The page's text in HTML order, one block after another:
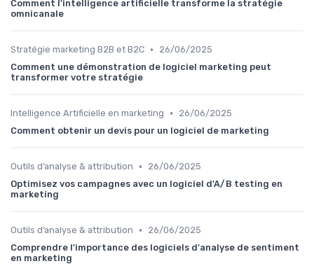
Comment l'intelligence artificielle transforme la stratégie
omnicanale
Stratégie marketing B2B et B2C •
26/06/2025
Comment une démonstration de logiciel marketing peut
transformer votre stratégie
Intelligence Artificielle en marketing •
26/06/2025
Comment obtenir un devis pour un logiciel de marketing
Outils d’analyse & attribution •
26/06/2025
Optimisez vos campagnes avec un logiciel d'A/B testing en
marketing
Outils d’analyse & attribution •
26/06/2025
Comprendre l'importance des logiciels d'analyse de sentiment
en marketing